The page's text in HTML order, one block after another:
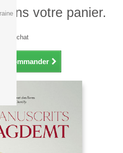
votre panier.
d'achat
Commander